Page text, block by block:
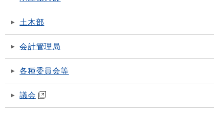
土木部
会計管理局
各種委員会等
議会